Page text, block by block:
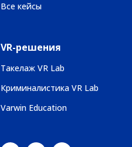
Все кейсы
VR-решения
Такелаж VR Lab
Криминалистика VR Lab
Varwin Education